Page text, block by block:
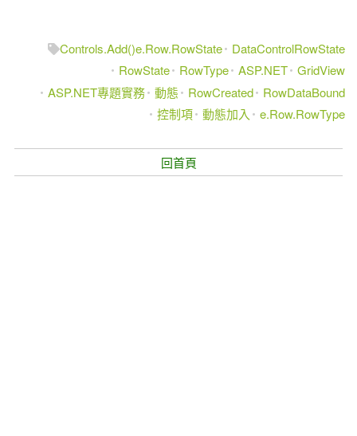
Controls.Add()e.Row.RowState
DataControlRowState
RowState
RowType ASP.NET GridView
ASP.NET專題實務 動態 RowCreated
RowDataBound
控制項 動態加入 e.Row.RowType
回首頁